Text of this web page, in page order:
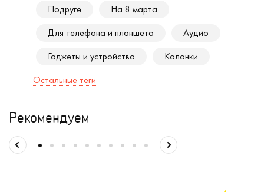
Подруге
На 8 марта
Для телефона и планшета
Аудио
Гаджеты и устройства
Колонки
Остальные теги
Рекомендуем